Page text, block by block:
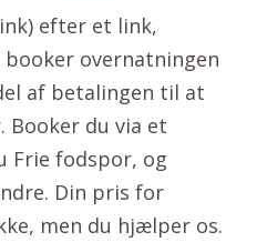
efter et link,
overnatningen
af betalingen til at
Booker du via et
Frie fodspor, og
Din pris for
men du hjælper os.